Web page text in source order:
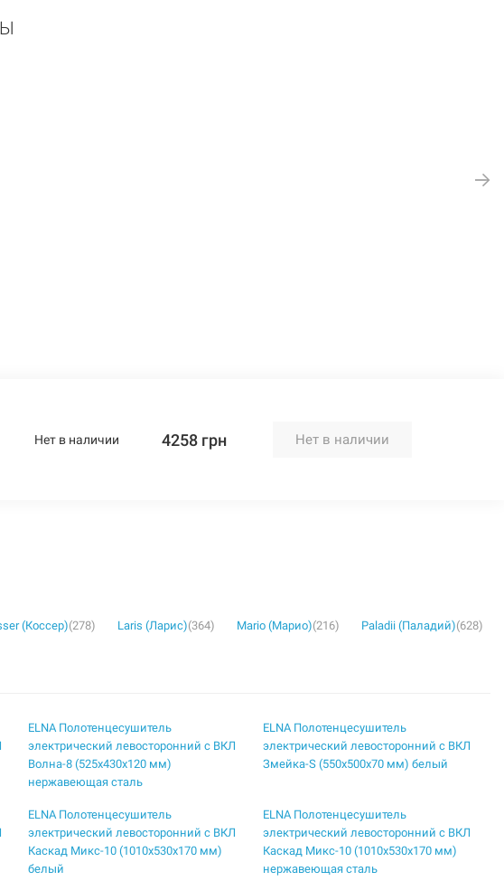
Нет в наличии 4258 грн Нет в наличии
(Коссер)(278) Laris (Ларис)(364) Mario (Марио)(216) Paladii (Паладий)(628)
ELNA Полотенцесушитель
электрический левосторонний с ВКЛ
Волна-8 (525х430х120 мм)
нержавеющая сталь
ELNA Полотенцесушитель
электрический левосторонний с ВКЛ
Змейка-S (550х500х70 мм) белый
ELNA Полотенцесушитель
электрический левосторонний с ВКЛ
Каскад Микс-10 (1010х530х170 мм)
белый
ELNA Полотенцесушитель
электрический левосторонний с ВКЛ
Каскад Микс-10 (1010х530х170 мм)
нержавеющая сталь